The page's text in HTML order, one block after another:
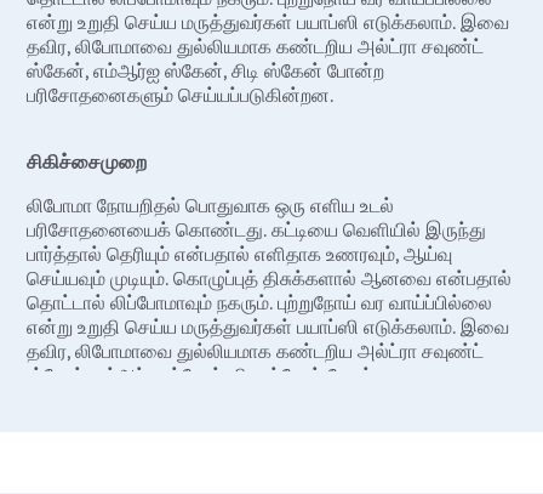
என்று உறுதி செய்ய மருத்துவர்கள் பயாப்ஸி எடுக்கலாம். இவை
தவிர, லிபோமாவை துல்லியமாக கண்டறிய அல்ட்ரா சவுண்ட்
ஸ்கேன், எம்ஆர்ஐ ஸ்கேன், சிடி ஸ்கேன் போன்ற
பரிசோதனைகளும் செய்யப்படுகின்றன.
சிகிச்சைமுறை
லிபோமா நோயறிதல் பொதுவாக ஒரு எளிய உடல்
பரிசோதனையைக் கொண்டது. கட்டியை வெளியில் இருந்து
பார்த்தால் தெரியும் என்பதால் எளிதாக உணரவும், ஆய்வு
செய்யவும் முடியும். கொழுப்புத் திசுக்களால் ஆனவை என்பதால்
தொட்டால் லிப்போமாவும் நகரும். புற்றுநோய் வர வாய்ப்பில்லை
என்று உறுதி செய்ய மருத்துவர்கள் பயாப்ஸி எடுக்கலாம். இவை
தவிர, லிபோமாவை துல்லியமாக கண்டறிய அல்ட்ரா சவுண்ட்
ஸ்கேன், எம்ஆர்ஐ ஸ்கேன், சிடி ஸ்கேன் போன்ற